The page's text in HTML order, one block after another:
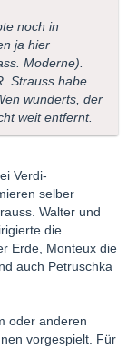
noch in
ja hier
Moderne).
Strauss habe
wunderts, der
weit entfernt.
Verdi-
selber
Walter und
die
Erde, Monteux die
auch Petruschka
oder anderen
vorgespielt. Für